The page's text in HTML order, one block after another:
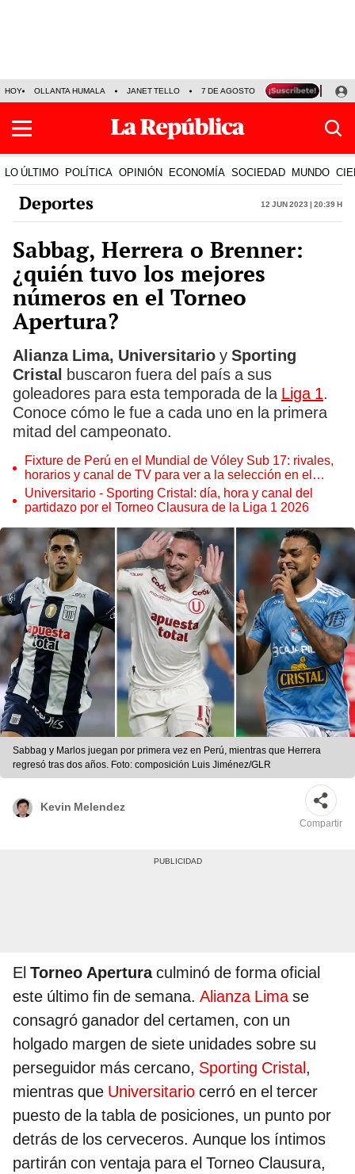
HOY OLLANTA HUMALA JANET TELLO 7 DE AGOSTO TINKA RESULTADOS
LO ÚLTIMO POLÍTICA OPINIÓN ECONOMÍA SOCIEDAD MUNDO
Deportes 12 Jun 2023 | 20:39 h
Sabbag, Herrera o Brenner:
¿quién tuvo los mejores
números en el Torneo
Apertura?
Alianza Lima, Universitario y Sporting
Cristal buscaron fuera del país a sus
goleadores para esta temporada de la Liga 1.
Conoce cómo le fue a cada uno en la primera
mitad del campeonato.
Fixture de Perú en el Mundial de Vóley Sub 17: rivales,
horarios y canal de TV para ver a la selección en el
torneo
Universitario - Sporting Cristal: día, hora y canal del
partidazo por el Torneo Clausura de la Liga 1 2026
Sabbag y Marlos juegan por primera vez en Perú, mientras que Herrera
regresó tras dos años. Foto: composición Luis Jiménez/GLR
Kevin Melendez
Compartir
El Torneo Aperturaculminó de forma oficial
este último fin de semana. Alianza Limase
consagró ganador del certamen, con un
holgado margen de siete unidades sobre su
perseguidor más cercano, Sporting Cristal,
mientras que Universitario cerró en el tercer
puesto de la tabla de posiciones, un punto por
detrás de los cerveceros. Aunque los íntimos
partirán con ventaja para el Torneo Clausura,